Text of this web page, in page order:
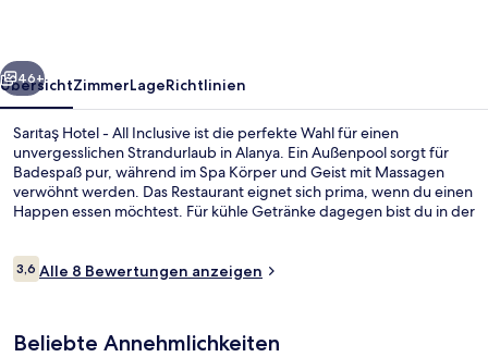
Weiter
46+
ÜbersichtZimmerLageRichtlinien
Sarıtaş Hotel - All Inclusive ist die perfekte Wahl für einen
unvergesslichen Strandurlaub in Alanya. Ein Außenpool sorgt für
Badespaß pur, während im Spa Körper und Geist mit Massagen
verwöhnt werden. Das Restaurant eignet sich prima, wenn du einen
Happen essen möchtest. Für kühle Getränke dagegen bist du in der
Kinderbecken sowie eine Terrasse.
Bewertungen
3,63,6 von 10.
Alle 8 Bewertungen anzeigen
Beliebte Annehmlichkeiten